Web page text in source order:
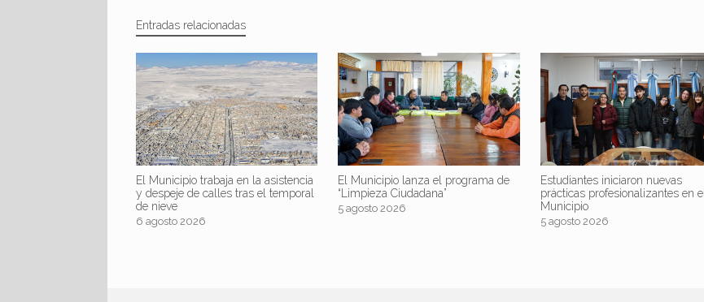
Entradas relacionadas
El Municipio trabaja en la asistencia
y despeje de calles tras el temporal
de nieve
6 agosto 2026
El Municipio lanza el programa de
“Limpieza Ciudadana”
5 agosto 2026
Estudiantes iniciaron nuevas
prácticas profesionalizantes en el
Municipio
5 agosto 2026